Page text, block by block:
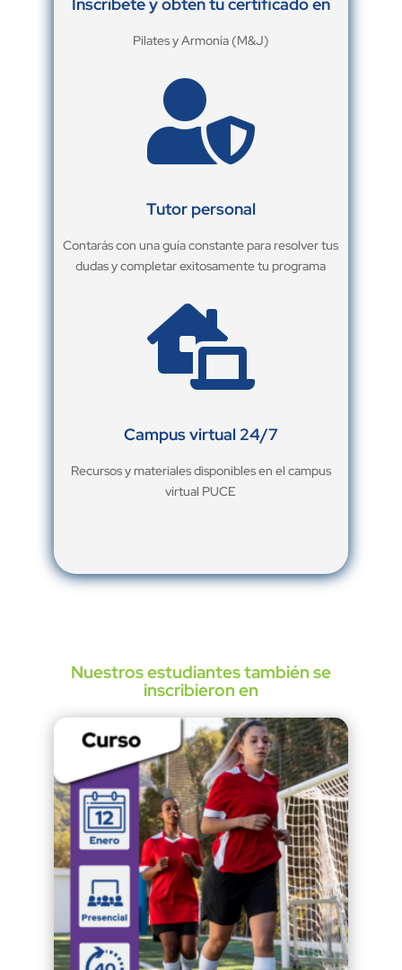
Inscríbete y obtén tu certificado en
Pilates y Armonía (M&J)

Tutor personal
Contarás con una guía constante para resolver tus
dudas y completar exitosamente tu programa

Campus virtual 24/7
Recursos y materiales disponibles en el campus
virtual PUCE
Nuestros estudiantes también se
inscribieron en